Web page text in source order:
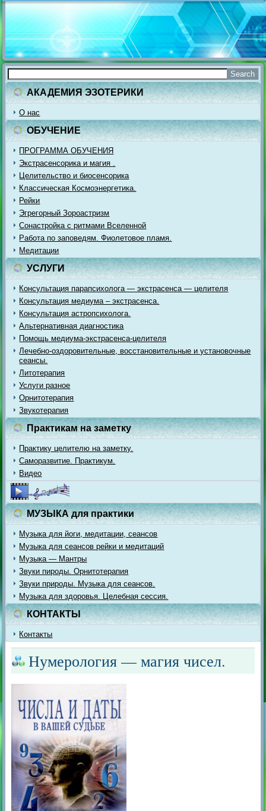
АКАДЕМИЯ ЭЗОТЕРИКИ
О нас
ОБУЧЕНИЕ
ПРОГРАММА ОБУЧЕНИЯ
Экстрасенсорика и магия .
Целительство и биосенсорика
Классическая Космоэнергетика.
Рейки
Эгрегорный Зороастризм
Сонастройка с ритмами Вселенной
Работа по заповедям. Фиолетовое пламя.
Медитации
УСЛУГИ
Консультация парапсихолога — экстрасенса — целителя
Консультация медиума – экстрасенса.
Консультация астропсихолога.
Альтернативная диагностика
Помощь медиума-экстрасенса-целителя
Лечебно-оздоровительные, восстановительные и установочные
сеансы.
Литотерапия
Услуги разное
Орнитотерапия
Звукотерапия
Практикам на заметку
Практику целителю на заметку.
Саморазвитие. Практикум.
Видео
МУЗЫКА для практики
Музыка для йоги, медитации, сеансов
Музыка для сеансов рейки и медитаций
Музыка — Мантры
Звуки пироды. Орнитотерапия
Звуки природы. Музыка для сеансов.
Музыка для здоровья. Целебная сессия.
КОНТАКТЫ
Контакты
Нумерология — магия чисел.